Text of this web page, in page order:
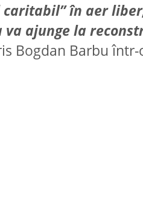
în aer
ajunge la
Bogdan Barbu